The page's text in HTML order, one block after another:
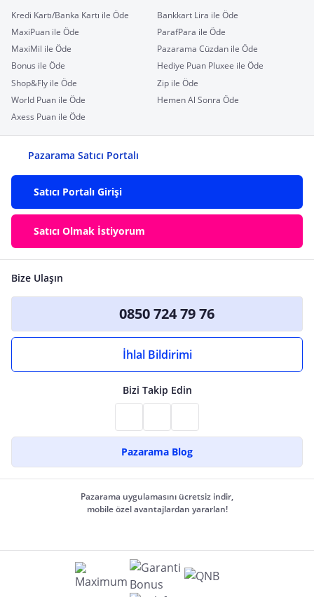
Kredi Kartı/Banka Kartı ile Öde
Bankkart Lira ile Öde
MaxiPuan ile Öde
ParafPara ile Öde
MaxiMil ile Öde
Pazarama Cüzdan ile Öde
Bonus ile Öde
Hediye Puan Pluxee ile Öde
Shop&Fly ile Öde
Zip ile Öde
World Puan ile Öde
Hemen Al Sonra Öde
Axess Puan ile Öde
Pazarama Satıcı Portalı
Satıcı Portalı Girişi
Satıcı Olmak İstiyorum
Bize Ulaşın
0850 724 79 76
İhlal Bildirimi
Bizi Takip Edin
Pazarama Blog
Pazarama uygulamasını ücretsiz indir,
mobile özel avantajlardan yararlan!